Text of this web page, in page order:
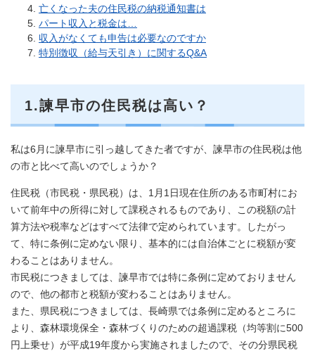
亡くなった夫の住民税の納税通知書は
パート収入と税金は…
収入がなくても申告は必要なのですか
特別徴収（給与天引き）に関するQ&A
1.諫早市の住民税は高い？
私は6月に諫早市に引っ越してきた者ですが、諫早市の住民税は他
の市と比べて高いのでしょうか？
住民税（市民税・県民税）は、1月1日現在住所のある市町村にお
いて前年中の所得に対して課税されるものであり、この税額の計
算方法や税率などはすべて法律で定められています。したがっ
て、特に条例に定めない限り、基本的には自治体ごとに税額が変
わることはありません。
市民税につきましては、諫早市では特に条例に定めておりません
ので、他の都市と税額が変わることはありません。
また、県民税につきましては、長崎県では条例に定めるところに
より、森林環境保全・森林づくりのための超過課税（均等割に500
円上乗せ）が平成19年度から実施されましたので、その分県民税